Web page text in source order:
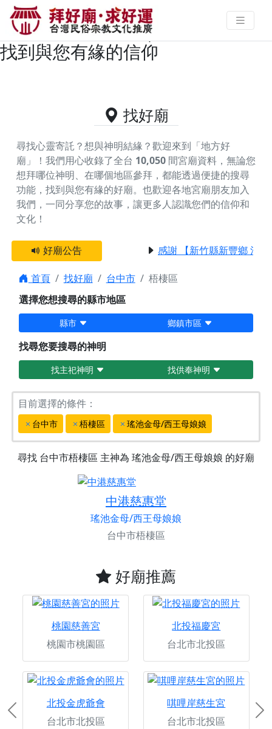
台中市梧棲區主神為瑤池金母/西王
母娘娘的好廟資料｜拜好廟求好運
找到與您有緣的信仰
找好廟
尋找心靈寄託？想與神明結緣？歡迎來到「地方好
廟」！我們用心收錄了全台 10,050 間宮廟資料，無論您
想拜哪位神明、在哪個地區參拜，都能透過便捷的搜尋
功能，找到與您有緣的好廟。 也歡迎各地宮廟朋友加入
我們，一同分享您的故事，讓更多人認識您們的信仰和
文化！
好廟公告 感謝 【新竹縣新豐鄉 池
首頁 找好廟 台中市
梧棲區
選擇您想搜尋的縣市地區
縣市 鄉鎮市區
找尋您要搜尋的神明
找主祀神明 找供奉神明
目前選擇的條件：
台中市 梧棲區 瑤池金母/西王母娘娘
尋找 台中市梧棲區 主神為 瑤池金母/西王母娘娘 的好廟
中港慈惠堂
瑤池金母/西王母娘娘
台中市梧棲區
好廟推薦
桃園慈善宮
桃園市桃園區
北投福慶宮
台北市北投區
北投金虎爺會
台北市北投區
唭哩岸慈生宮
台北市北投區
Previous